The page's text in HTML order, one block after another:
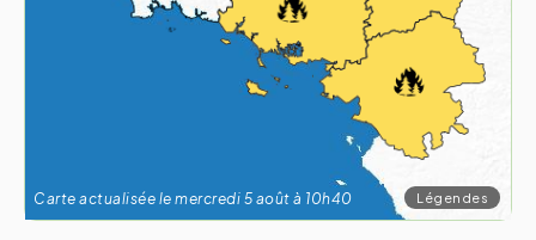
Carte actualisée le mercredi 5 août à 10h40 Légendes